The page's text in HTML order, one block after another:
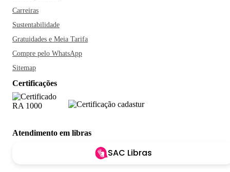
Carreiras
Sustentabilidade
Gratuidades e Meia Tarifa
Compre pelo WhatsApp
Sitemap
Certificações
Atendimento em libras
SAC Libras